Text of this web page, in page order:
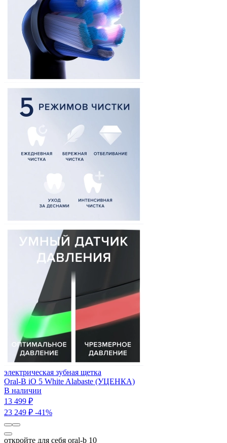
электрическая зубная щетка
Oral-B iO 5 White Alabaste (УЦЕНКА)
В наличии
13 499 ₽
23 249 ₽ -41%
откройте для себя oral-b 10